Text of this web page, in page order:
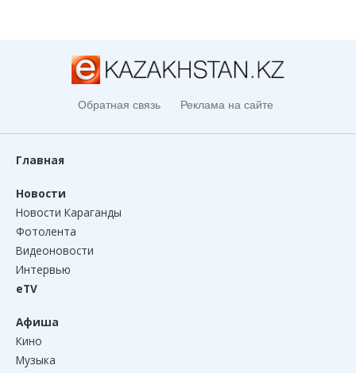
Обратная связь Реклама на сайте
Главная
Новости
Новости Караганды
Фотолента
Видеоновости
Интервью
eTV
Афиша
Кино
Музыка